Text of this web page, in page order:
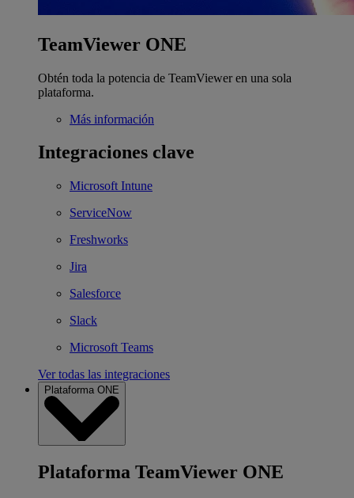
TeamViewer ONE
Obtén toda la potencia de TeamViewer en una sola
plataforma.
Más información
Integraciones clave
Microsoft Intune
ServiceNow
Freshworks
Jira
Salesforce
Slack
Microsoft Teams
Ver todas las integraciones
Plataforma ONE
Plataforma TeamViewer ONE